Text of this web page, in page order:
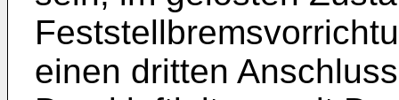
einen dritten